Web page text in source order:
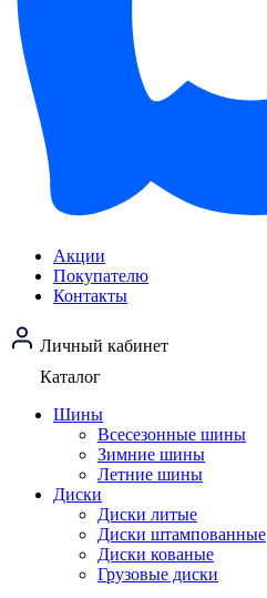
Акции
Покупателю
Контакты
Личный кабинет
Каталог
Шины
Всесезонные шины
Зимние шины
Летние шины
Диски
Диски литые
Диски штампованные
Диски кованые
Грузовые диски